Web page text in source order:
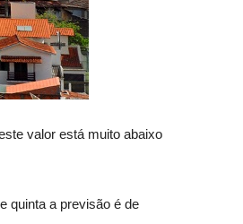
valor está muito abaixo
quinta a previsão é de